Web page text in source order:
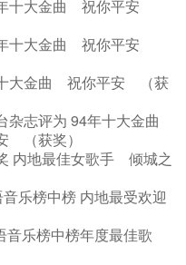
十大金曲 祝你平安
十大金曲 祝你平安
大金曲 祝你平安 （获
志评为 94年十大金曲
（获奖）
内地最佳女歌手 倾城之
乐榜中榜 内地最受欢迎
乐榜中榜年度最佳歌